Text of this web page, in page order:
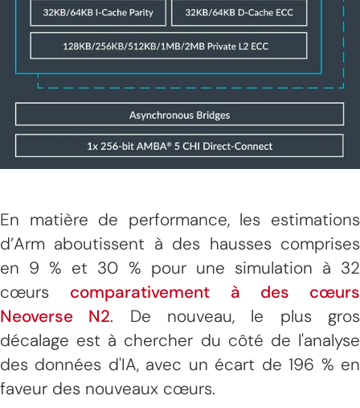
En matière de performance, les estimations
d’Arm aboutissent à des hausses comprises
en 9 % et 30 % pour une simulation à 32
cœurs comparativement à des cœurs
Neoverse N2. De nouveau, le plus gros
décalage est à chercher du côté de l'analyse
des données d'IA, avec un écart de 196 % en
faveur des nouveaux cœurs.